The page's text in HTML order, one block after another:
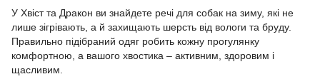
У Хвіст та Дракон ви знайдете речі для собак на зиму, які не
лише зігрівають, а й захищають шерсть від вологи та бруду.
Правильно підібраний одяг робить кожну прогулянку
комфортною, а вашого хвостика – активним, здоровим і
щасливим.